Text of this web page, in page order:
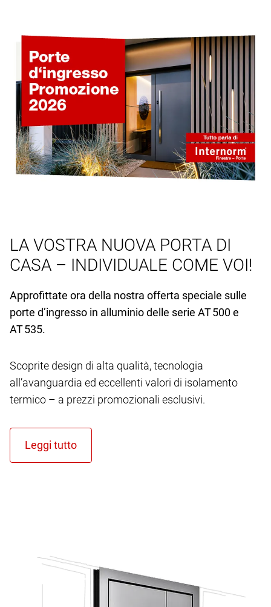
LA VOSTRA NUOVA PORTA DI
CASA – INDIVIDUALE COME VOI!
Approfittate ora della nostra offerta speciale sulle
porte d’ingresso in alluminio delle serie AT 500 e
AT 535.
Scoprite design di alta qualità, tecnologia
all’avanguardia ed eccellenti valori di isolamento
termico – a prezzi promozionali esclusivi.